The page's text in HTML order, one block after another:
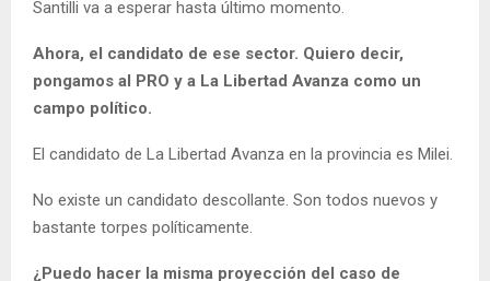
Santilli va a esperar hasta último momento.
Ahora, el candidato de ese sector. Quiero decir,
pongamos al PRO y a La Libertad Avanza como un
campo político.
El candidato de La Libertad Avanza en la provincia es Milei.
No existe un candidato descollante. Son todos nuevos y
bastante torpes políticamente.
¿Puedo hacer la misma proyección del caso de